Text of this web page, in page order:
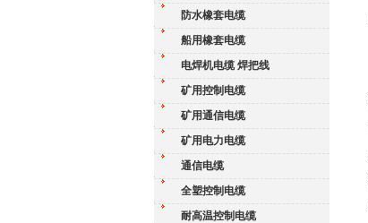
防水橡套电缆
船用橡套电缆
电焊机电缆 焊把线
矿用控制电缆
矿用通信电缆
矿用电力电缆
通信电缆
全塑控制电缆
耐高温控制电缆